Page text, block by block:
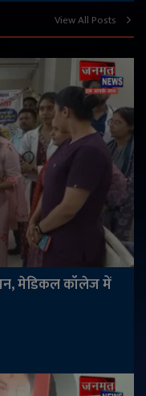
View All Posts
मेडिकल कॉलेज में